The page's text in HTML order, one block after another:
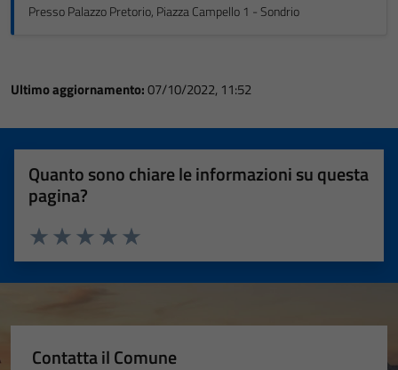
Presso Palazzo Pretorio, Piazza Campello 1 - Sondrio
Ultimo aggiornamento:07/10/2022, 11:52
Quanto sono chiare le informazioni su questa
pagina?
Valuta 5 stelle su 5
Valuta 4 stelle su 5
Valuta 3 stelle su 5
Valuta 2 stelle su 5
Valuta 1 stelle su 5
Contatta il Comune